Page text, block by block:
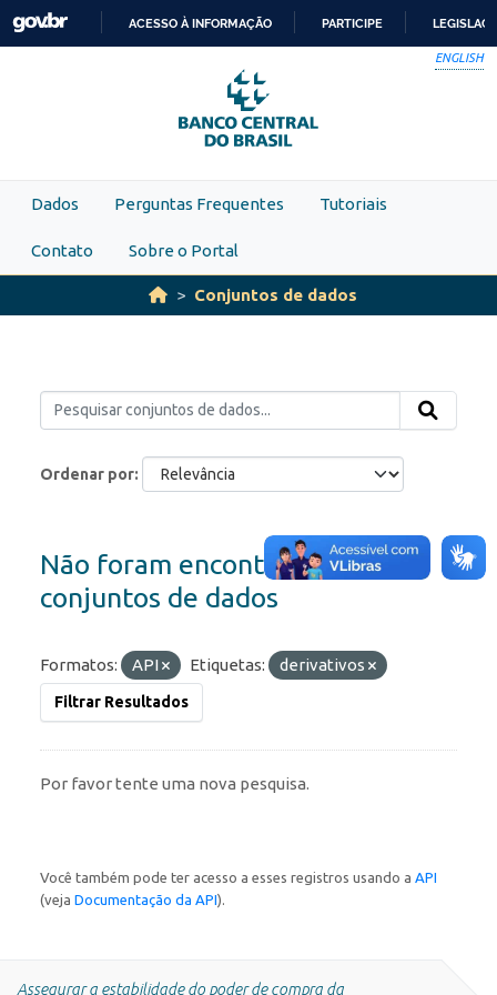
Skip to main content
PARA
O
CONTEÚDO
ACESSO À INFORMAÇÃO PARTICIPE
ENGLISH
Dados Perguntas Frequentes Tutoriais
Contato Sobre o Portal
Conjuntos de dados
Ordenar por
Não foram encontrados
conjuntos de dados
Formatos: API Etiquetas: derivativos
Filtrar Resultados
Por favor tente uma nova pesquisa.
Você também pode ter acesso a esses registros usando a API
(veja Documentação da API).
Assegurar a estabilidade do poder de compra da